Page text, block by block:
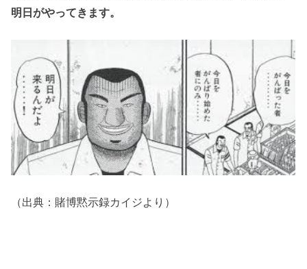
明日がやってきます。
（出典：賭博黙示録カイジより）